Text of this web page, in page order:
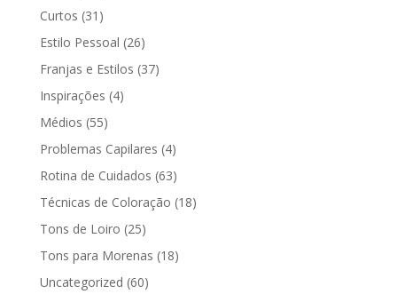
Curtos (31)
Estilo Pessoal (26)
Franjas e Estilos (37)
Inspirações (4)
Médios (55)
Problemas Capilares (4)
Rotina de Cuidados (63)
Técnicas de Coloração (18)
Tons de Loiro (25)
Tons para Morenas (18)
Uncategorized (60)